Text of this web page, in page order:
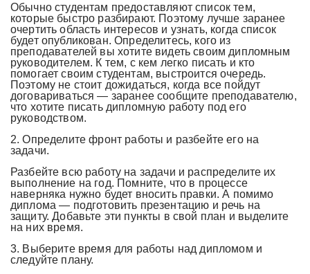
Обычно студентам предоставляют список тем,
которые быстро разбирают. Поэтому лучше заранее
очертить область интересов и узнать, когда список
будет опубликован. Определитесь, кого из
преподавателей вы хотите видеть своим дипломным
руководителем. К тем, с кем легко писать и кто
помогает своим студентам, выстроится очередь.
Поэтому не стоит дожидаться, когда все пойдут
договариваться — заранее сообщите преподавателю,
что хотите писать дипломную работу под его
руководством.
2. Определите фронт работы и разбейте его на
задачи.
Разбейте всю работу на задачи и распределите их
выполнение на год. Помните, что в процессе
наверняка нужно будет вносить правки. А помимо
диплома — подготовить презентацию и речь на
защиту. Добавьте эти пункты в свой план и выделите
на них время.
3. Выберите время для работы над дипломом и
следуйте плану.